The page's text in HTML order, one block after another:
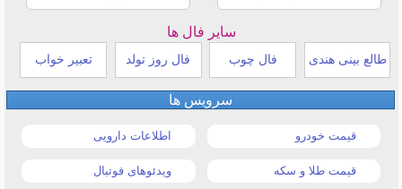
سایر فال ها
طالع بینی هندی فال چوب فال روز تولد تعبیر خواب
سرویس ها
قیمت خودرو اطلاعات دارویی
قیمت طلا و سکه ویدئوهای فوتبال